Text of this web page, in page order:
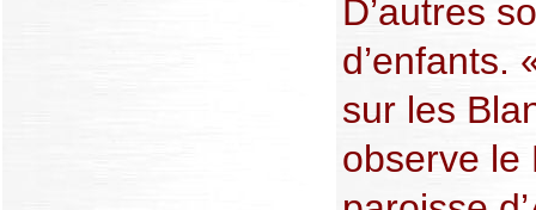
D’autres
d’enfants.
sur les
observe le